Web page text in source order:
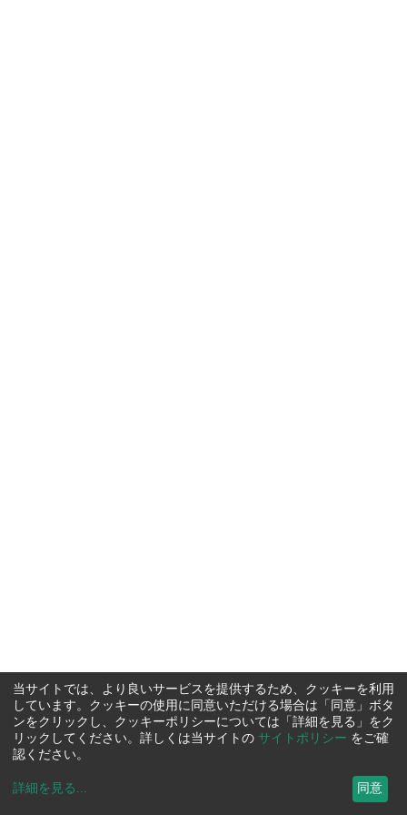
当サイトでは、より良いサービスを提供するため、クッキーを利用
しています。クッキーの使用に同意いただける場合は「同意」ボタ
ンをクリックし、クッキーポリシーについては「詳細を見る」をク
リックしてください。詳しくは当サイトの サイトポリシー をご確
認ください。
詳細を見る ... 同意